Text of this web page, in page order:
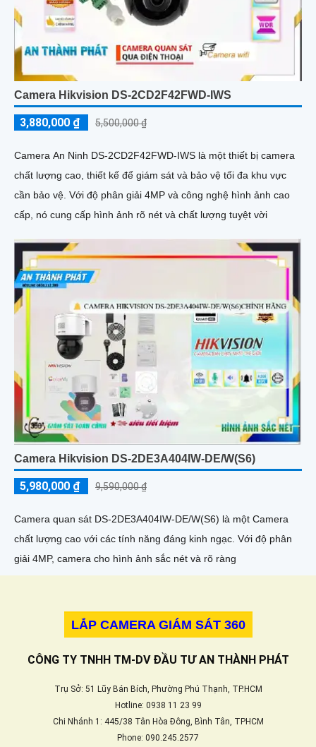
Camera Hikvision DS-2CD2F42FWD-IWS
3,880,000 ₫ 5,500,000 ₫
Camera An Ninh DS-2CD2F42FWD-IWS là một thiết bị camera
chất lượng cao, thiết kế để giám sát và bảo vệ tối đa khu vực
cần bảo vệ. Với độ phân giải 4MP và công nghệ hình ảnh cao
cấp, nó cung cấp hình ảnh rõ nét và chất lượng tuyệt vời
Camera Hikvision DS-2DE3A404IW-DE/W(S6)
5,980,000 ₫ 9,590,000 ₫
Camera quan sát DS-2DE3A404IW-DE/W(S6) là một Camera
chất lượng cao với các tính năng đáng kinh ngạc. Với độ phân
giải 4MP, camera cho hình ảnh sắc nét và rõ ràng
LẮP CAMERA GIÁM SÁT 360
CÔNG TY TNHH TM-DV ĐẦU TƯ AN THÀNH PHÁT
Trụ Sở: 51 Lũy Bán Bích, Phường Phú Thạnh, TP.HCM
Hotline: 0938 11 23 99
Chi Nhánh 1: 445/38 Tân Hòa Đông, Bình Tân, TPHCM
Phone: 090.245.2577